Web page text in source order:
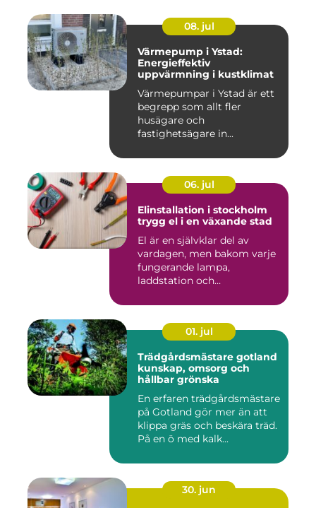
08. jul
Värmepump i Ystad:
Energieffektiv
uppvärmning i kustklimat
Värmepumpar i Ystad är ett
begrepp som allt fler
husägare och
fastighetsägare in...
06. jul
Elinstallation i stockholm
trygg el i en växande stad
El är en självklar del av
vardagen, men bakom varje
fungerande lampa,
laddstation och
01. jul
Trädgårdsmästare gotland
kunskap, omsorg och
hållbar grönska
En erfaren trädgårdsmästare
på Gotland gör mer än att
klippa gräs och beskära träd.
På en ö med kalk...
30. jun